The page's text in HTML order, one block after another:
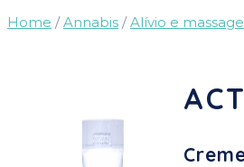
Home /Annabis /Alívio e